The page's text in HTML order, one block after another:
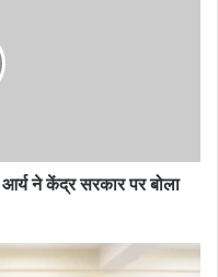
आर्य ने केंद्र सरकार पर बोला